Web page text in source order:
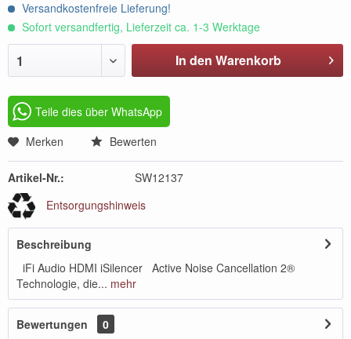
Versandkostenfreie Lieferung!
Sofort versandfertig, Lieferzeit ca. 1-3 Werktage
1 In den Warenkorb
Teile dies über WhatsApp
Merken
Bewerten
Artikel-Nr.:
SW12137
Entsorgungshinweis
Beschreibung
iFi Audio HDMI iSilencer Active Noise Cancellation 2®
Technologie, die... mehr
Bewertungen
0